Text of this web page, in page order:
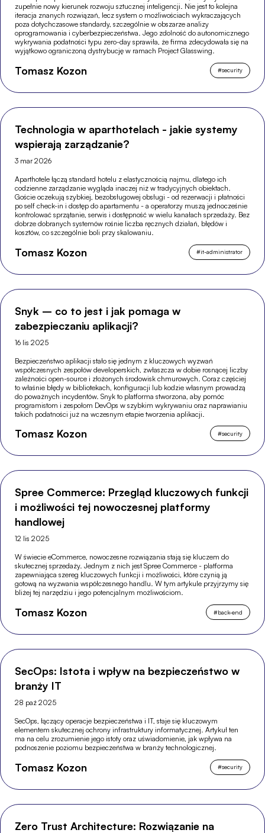
zupełnie nowy kierunek rozwoju sztucznej inteligencji. Nie jest to kolejna
iteracja znanych rozwiązań, lecz system o możliwościach wykraczających
poza dotychczasowe standardy, szczególnie w obszarze analizy
oprogramowania i cyberbezpieczeństwa. Jego zdolność do autonomicznego
wykrywania podatności typu zero-day sprawiła, że firma zdecydowała się na
wyjątkowo ograniczoną dystrybucję w ramach Project Glasswing.
Tomasz Kozon #security
Technologia w aparthotelach - jakie systemy
wspierają zarządzanie?
3 mar 2026
Aparthotele łączą standard hotelu z elastycznością najmu, dlatego ich
codzienne zarządzanie wygląda inaczej niż w tradycyjnych obiektach.
Goście oczekują szybkiej, bezobsługowej obsługi - od rezerwacji i płatności
po self check-in i dostęp do apartamentu - a operatorzy muszą jednocześnie
kontrolować sprzątanie, serwis i dostępność w wielu kanałach sprzedaży. Bez
dobrze dobranych systemów rośnie liczba ręcznych działań, błędów i
kosztów, co szczególnie boli przy skalowaniu.
Tomasz Kozon #it-administrator
Snyk – co to jest i jak pomaga w
zabezpieczaniu aplikacji?
16 lis 2025
Bezpieczeństwo aplikacji stało się jednym z kluczowych wyzwań
współczesnych zespołów developerskich, zwłaszcza w dobie rosnącej liczby
zależności open-source i złożonych środowisk chmurowych. Coraz częściej
to właśnie błędy w bibliotekach, konfiguracji lub kodzie własnym prowadzą
do poważnych incydentów. Snyk to platforma stworzona, aby pomóc
programistom i zespołom DevOps w szybkim wykrywaniu oraz naprawianiu
takich podatności już na wczesnym etapie tworzenia aplikacji.
Tomasz Kozon #security
Spree Commerce: Przegląd kluczowych funkcji
i możliwości tej nowoczesnej platformy
handlowej
12 lis 2025
W świecie eCommerce, nowoczesne rozwiązania stają się kluczem do
skutecznej sprzedaży. Jednym z nich jest Spree Commerce - platforma
zapewniająca szereg kluczowych funkcji i możliwości, które czynią ją
gotową na wyzwania współczesnego handlu. W tym artykule przyjrzymy się
bliżej tej narzędziu i jego potencjalnym możliwościom.
Tomasz Kozon #back-end
SecOps: Istota i wpływ na bezpieczeństwo w
branży IT
28 paź 2025
SecOps, łączący operacje bezpieczeństwa i IT, staje się kluczowym
elementem skutecznej ochrony infrastruktury informatycznej. Artykuł ten
ma na celu zrozumienie jego istoty oraz uświadomienie, jak wpływa na
podnoszenie poziomu bezpieczeństwa w branży technologicznej.
Tomasz Kozon #security
Zero Trust Architecture: Rozwiązanie na